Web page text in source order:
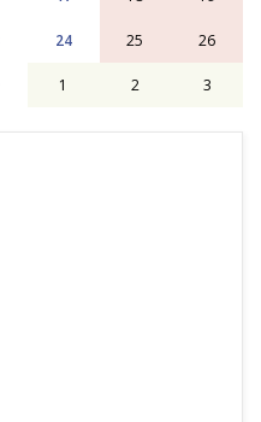
24 25 26
1 2 3